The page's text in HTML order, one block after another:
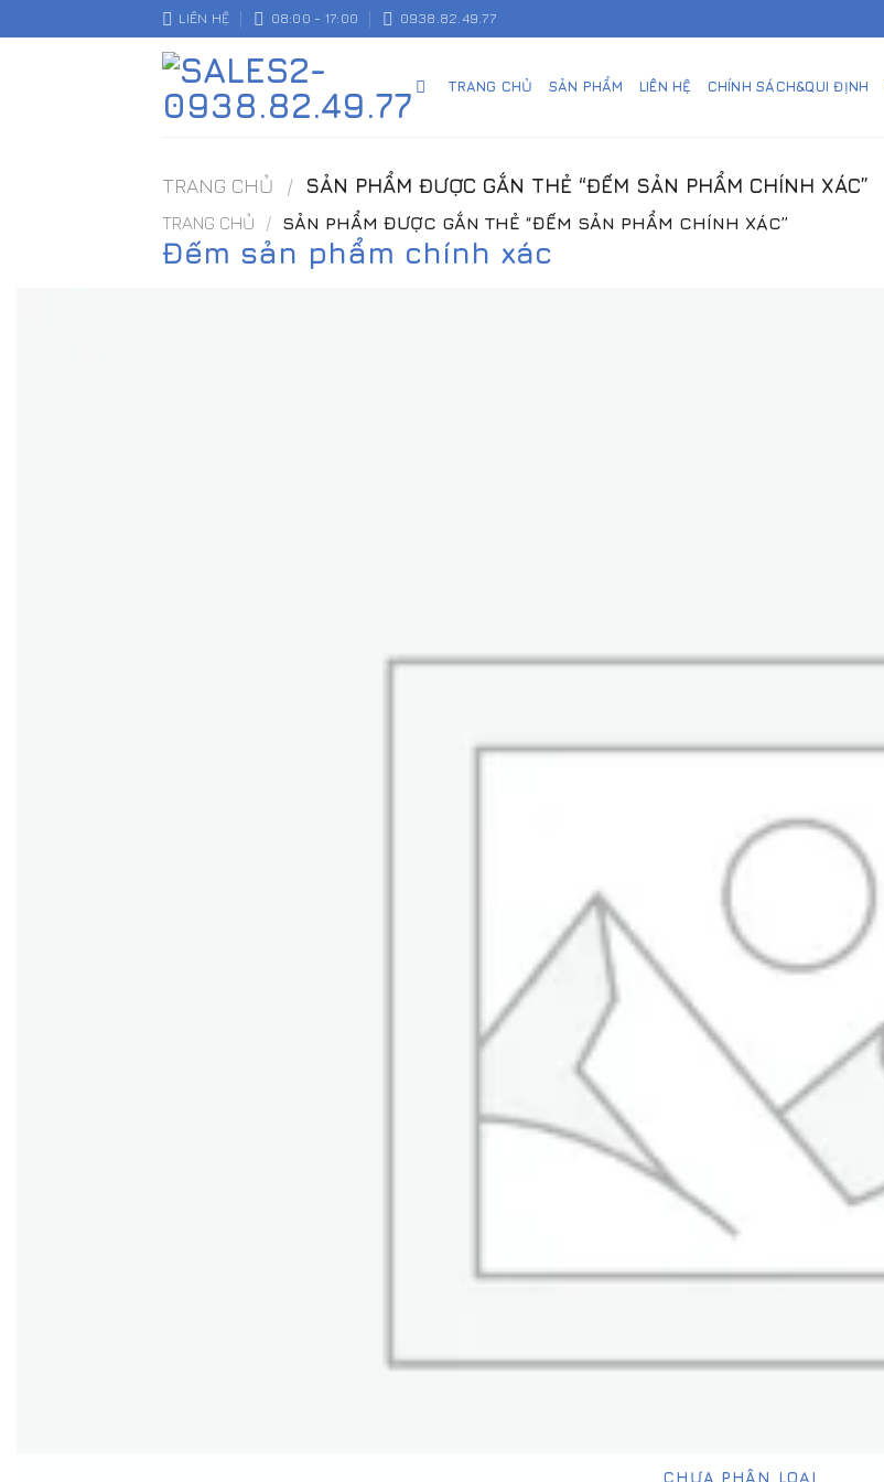
to
LIÊN HỆ 08:00 - 17:00 0938.82.49.77
TRANG CHỦ SẢN PHẨM LIÊN HỆ CHÍNH SÁCH&QUI ĐỊNH
TRANG CHỦ / SẢN PHẨM ĐƯỢC GẮN THẺ “ĐẾM SẢN PHẨM CHÍNH XÁC”
TRANG CHỦ
/ SẢN PHẨM ĐƯỢC GẮN THẺ “ĐẾM SẢN PHẨM CHÍNH XÁC”
Đếm sản phẩm chính xác
CHƯA PHÂN LOẠI